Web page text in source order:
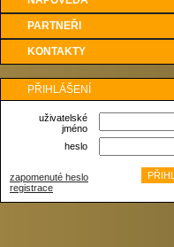
PARTNEŘI
KONTAKTY
PŘIHLÁŠENÍ
uživatelské
jméno
heslo
zapomenuté heslo
registrace